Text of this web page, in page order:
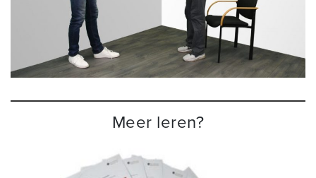
Meer leren?